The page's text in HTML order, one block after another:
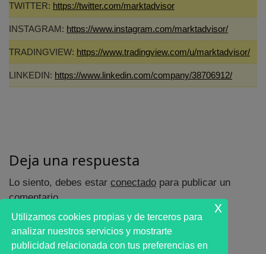
TWITTER: https://twitter.com/marktadvisor
INSTAGRAM: https://www.instagram.com/marktadvisor/
TRADINGVIEW: https://www.tradingview.com/u/marktadvisor/
LINKEDIN: https://www.linkedin.com/company/38706912/
Deja una respuesta
Lo siento, debes estar conectado para publicar un
comentario.
Utilizamos cookies propias y de terceros para
analizar nuestros servicios y mostrarte
publicidad relacionada con tus preferencias en
x